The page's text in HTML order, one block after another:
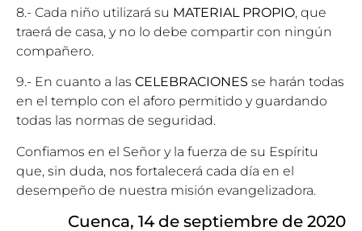
8.- Cada niño utilizará su MATERIAL PROPIO, que
traerá de casa, y no lo debe compartir con ningún
compañero.
9.- En cuanto a las CELEBRACIONES se harán todas
en el templo con el aforo permitido y guardando
todas las normas de seguridad.
Confiamos en el Señor y la fuerza de su Espíritu
que, sin duda, nos fortalecerá cada día en el
desempeño de nuestra misión evangelizadora.
Cuenca, 14 de septiembre de 2020